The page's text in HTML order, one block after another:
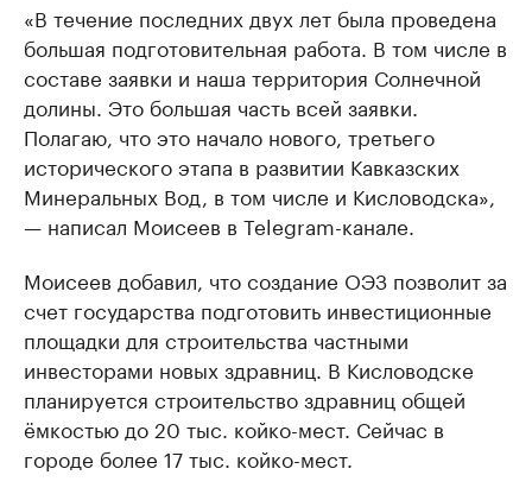
«В течение последних двух лет была проведена
большая подготовительная работа. В том числе в
составе заявки и наша территория Солнечной
долины. Это большая часть всей заявки.
Полагаю, что это начало нового, третьего
исторического этапа в развитии Кавказских
Минеральных Вод, в том числе и Кисловодска»,
— написал Моисеев в Telegram-канале.
Моисеев добавил, что создание ОЭЗ позволит за
счет государства подготовить инвестиционные
площадки для строительства частными
инвесторами новых здравниц. В Кисловодске
планируется строительство здравниц общей
ёмкостью до 20 тыс. койко-мест. Сейчас в
городе более 17 тыс. койко-мест.